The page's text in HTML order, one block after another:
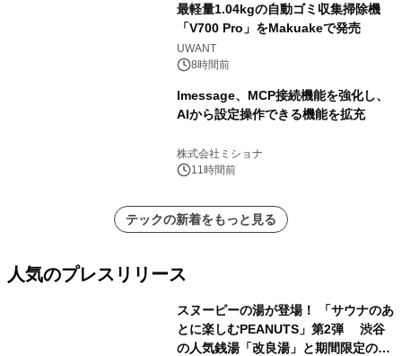
最軽量1.04kgの自動ゴミ収集掃除機
「V700 Pro」をMakuakeで発売
UWANT
8時間前
lmessage、MCP接続機能を強化し、
AIから設定操作できる機能を拡充
株式会社ミショナ
11時間前
テックの新着をもっと見る
人気のプレスリリース
スヌーピーの湯が登場！ 「サウナのあ
とに楽しむPEANUTS」第2弾 渋谷
の人気銭湯「改良湯」と期間限定のコ